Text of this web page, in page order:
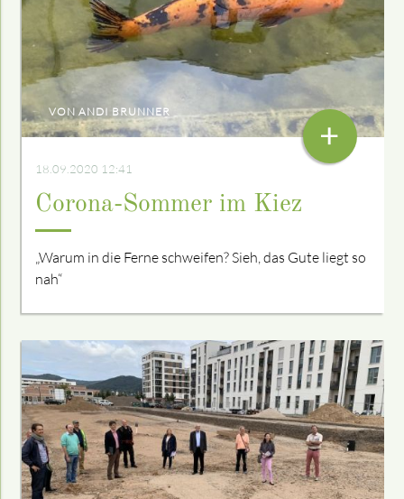
VON ANDI BRUNNER
18.09.2020 12:41
Corona-Sommer im Kiez
„Warum in die Ferne schweifen? Sieh, das Gute liegt so
nah“
+